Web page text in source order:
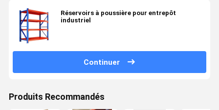
Réservoirs à poussière pour entrepôt
industriel
Continuer
Produits Recommandés